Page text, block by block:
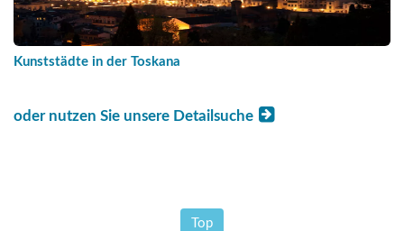
Kunststädte in der Toskana
oder nutzen Sie unsere Detailsuche
Top